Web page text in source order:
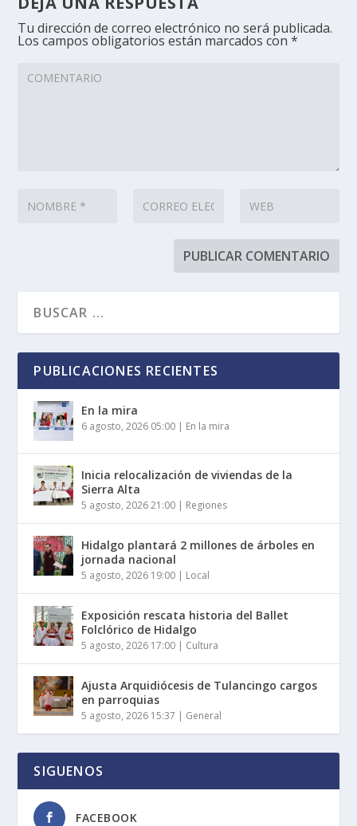
Tu dirección de correo electrónico no será publicada.
Los campos obligatorios están marcados con*
PUBLICACIONES RECIENTES
En la mira
6 agosto, 2026 05:00 | En la mira
Inicia relocalización de viviendas de la
Sierra Alta
5 agosto, 2026 21:00 | Regiones
Hidalgo plantará 2 millones de árboles en
jornada nacional
5 agosto, 2026 19:00 | Local
Exposición rescata historia del Ballet
Folclórico de Hidalgo
5 agosto, 2026 17:00 | Cultura
Ajusta Arquidiócesis de Tulancingo cargos
en parroquias
5 agosto, 2026 15:37 | General
SIGUENOS
FACEBOOK